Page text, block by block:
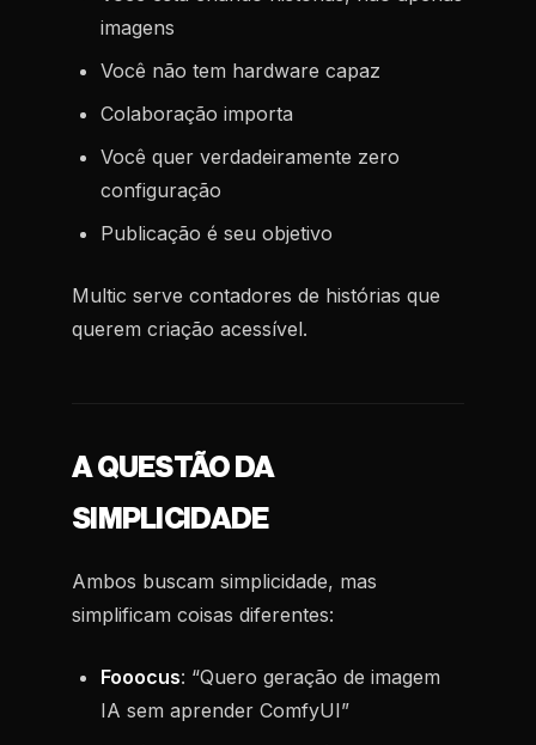
imagens
Você não tem hardware capaz
Colaboração importa
Você quer verdadeiramente zero
configuração
Publicação é seu objetivo
Multic serve contadores de histórias que
querem criação acessível.
A QUESTÃO DA
SIMPLICIDADE
Ambos buscam simplicidade, mas
simplificam coisas diferentes:
Fooocus: “Quero geração de imagem
IA sem aprender ComfyUI”